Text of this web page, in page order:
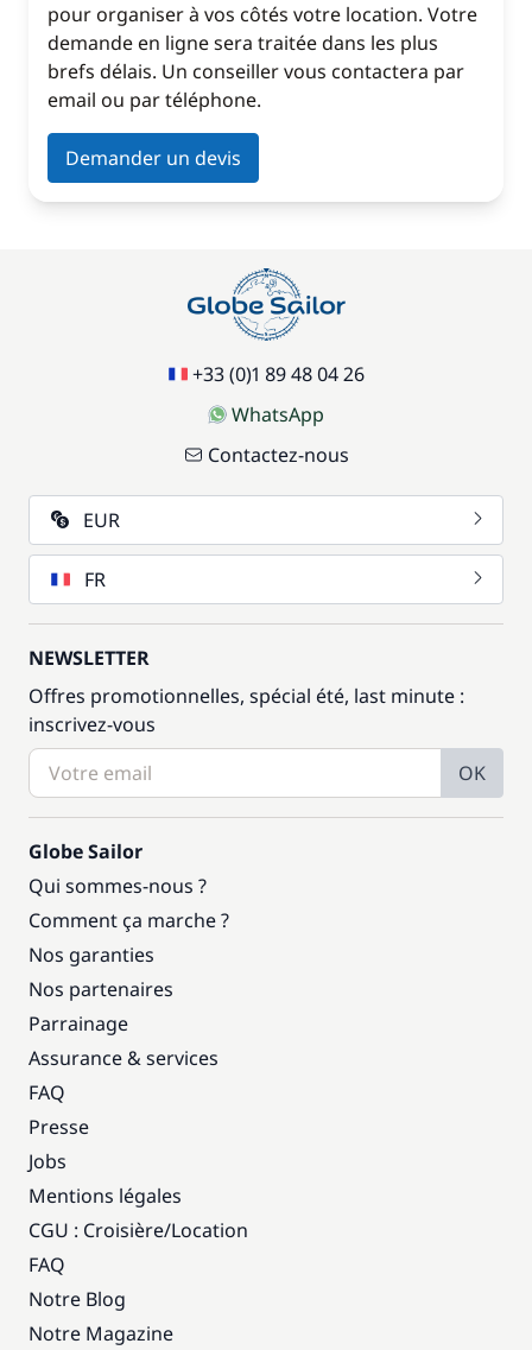
pour organiser à vos côtés votre location. Votre
demande en ligne sera traitée dans les plus
brefs délais. Un conseiller vous contactera par
email ou par téléphone.
Demander un devis
+33 (0)1 89 48 04 26
WhatsApp
Contactez-nous
EUR
FR
NEWSLETTER
Offres promotionnelles, spécial été, last minute :
inscrivez-vous
OK
Globe Sailor
Qui sommes-nous ?
Comment ça marche ?
Nos garanties
Nos partenaires
Parrainage
Assurance & services
FAQ
Presse
Jobs
Mentions légales
CGU : Croisière/Location
FAQ
Notre Blog
Notre Magazine